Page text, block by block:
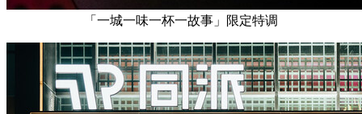
「一城一味一杯一故事」限定特调